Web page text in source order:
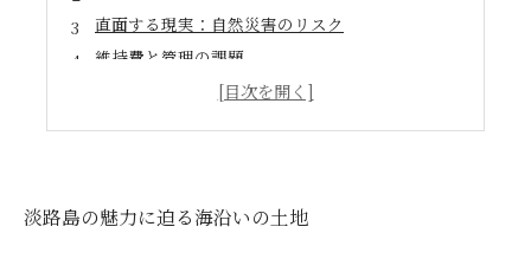
直面する現実：自然災害のリスク
維持費と管理の課題
最終的な判断：情報に基づいた選択を
淡路島の魅力に迫る海沿いの土地